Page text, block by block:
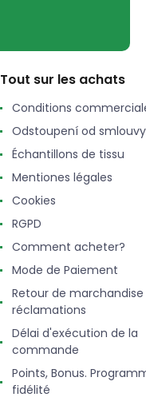
Tout sur les achats
Conditions
Odstoupení od smlouvy
Échantillons de tissu
Mentiones légales
Cookies
RGPD
Comment acheter?
Mode de Paiement
Retour de
réclamations
Délai d'exécution de la
commande
Points, Bonus.
fidélité